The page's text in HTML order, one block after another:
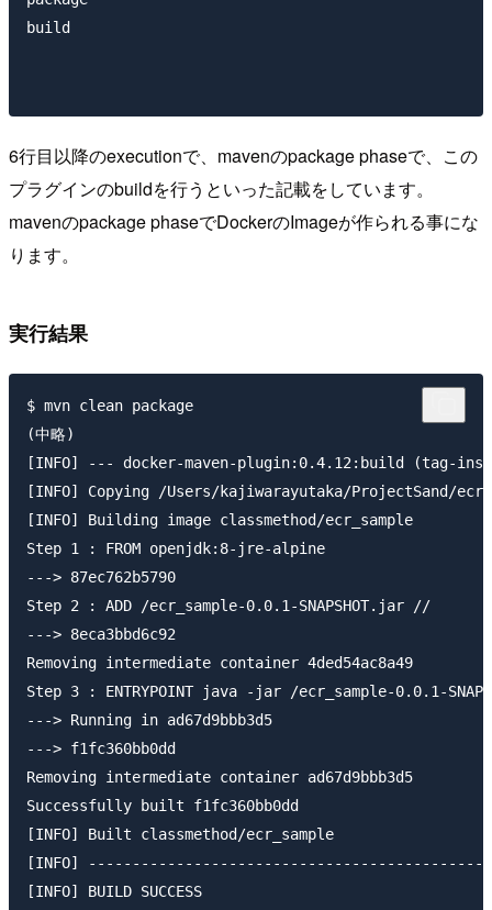
build
6行目以降のexecutionで、mavenのpackage phaseで、この
プラグインのbuildを行うといった記載をしています。
mavenのpackage phaseでDockerのImageが作られる事にな
ります。
実行結果
$ mvn clean package
(中略)
[INFO] --- docker-maven-plugin:0.4.12:build (tag-
[INFO] Copying /Users/kajiwarayutaka/ProjectSand/
[INFO] Building image classmethod/ecr_sample
Step 1 : FROM openjdk:8-jre-alpine
---> 87ec762b5790
Step 2 : ADD /ecr_sample-0.0.1-SNAPSHOT.jar //
---> 8eca3bbd6c92
Removing intermediate container 4ded54ac8a49
Step 3 : ENTRYPOINT java -jar /ecr_sample-0.0.1-
---> Running in ad67d9bbb3d5
---> f1fc360bb0dd
Removing intermediate container ad67d9bbb3d5
Successfully built f1fc360bb0dd
[INFO] Built classmethod/ecr_sample
[INFO]
[INFO] BUILD SUCCESS